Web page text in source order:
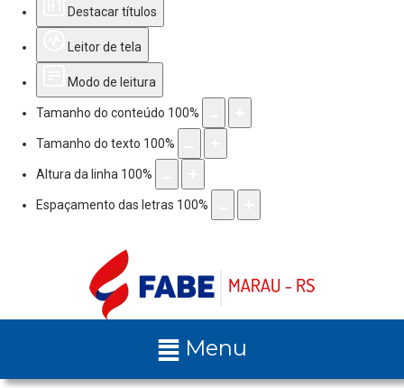
Destacar títulos
Leitor de tela
Modo de leitura
Tamanho do conteúdo 100%
Tamanho do texto 100%
Altura da linha 100%
Espaçamento das letras 100%
Menu